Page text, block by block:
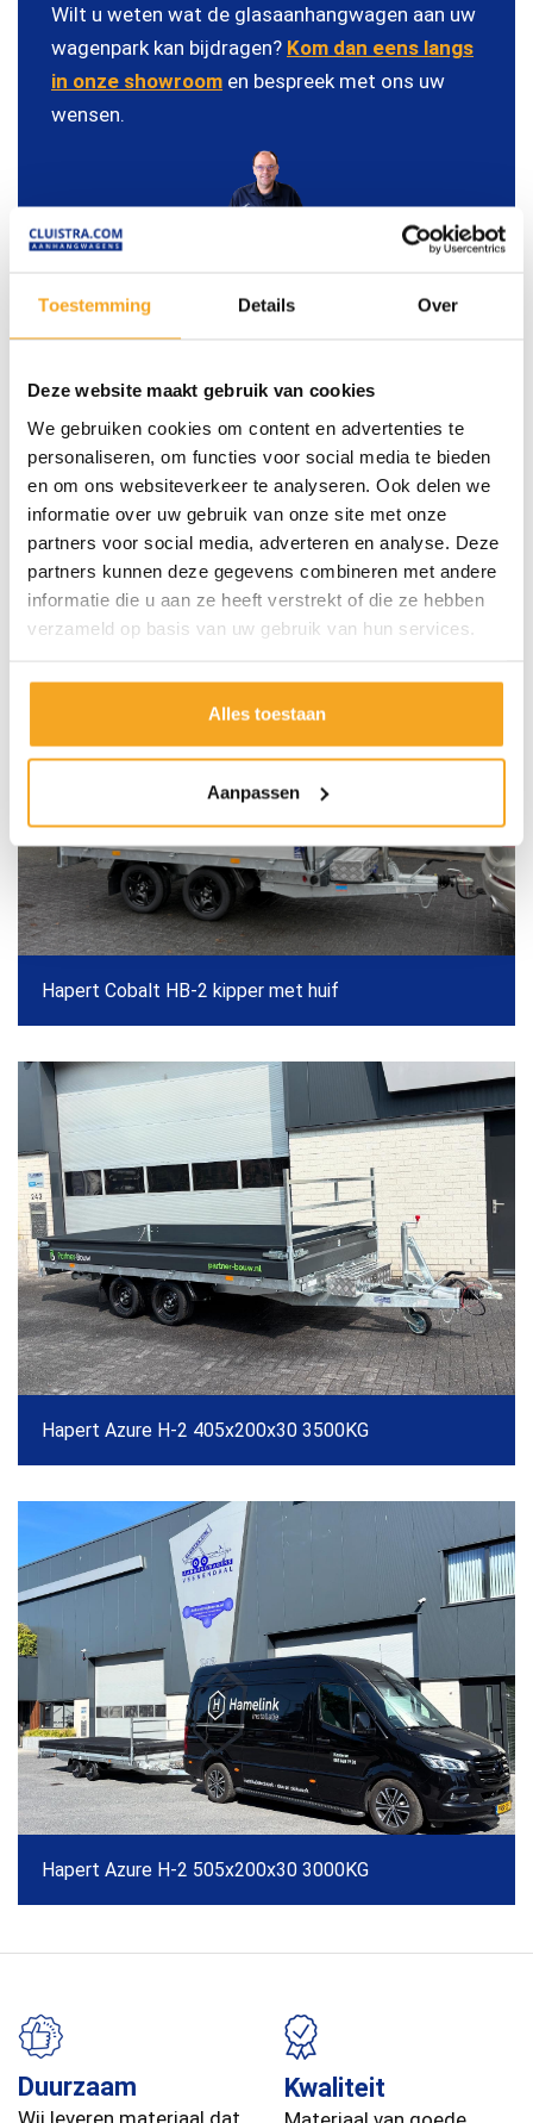
Toestemming Details Over
Deze website maakt gebruik van cookies
We gebruiken cookies om content en advertenties te
personaliseren, om functies voor social media te bieden
en om ons websiteverkeer te analyseren. Ook delen we
informatie over uw gebruik van onze site met onze
partners voor social media, adverteren en analyse. Deze
partners kunnen deze gegevens combineren met andere
informatie die u aan ze heeft verstrekt of die ze hebben
verzameld op basis van uw gebruik van hun services.
Alles toestaan
Aanpassen
Wilt u weten wat de glasaanhangwagen aan uw
wagenpark kan bijdragen? Kom dan eens langs
in onze showroom en bespreek met ons uw
wensen.
Marien
Recent afgeleverd
Elke week leveren we nieuwe aanhangwagens af. Bekijk
hieronder een aantal voorbeelden van recent
afgeleverde open aanhangwagens.
Hapert Cobalt HB-2 kipper met huif
Hapert Azure H-2 405x200x30 3500KG
Hapert Azure H-2 505x200x30 3000KG
Duurzaam Kwaliteit